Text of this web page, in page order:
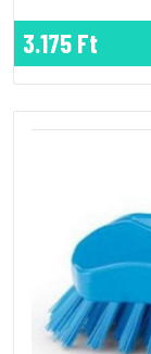
3.175 Ft